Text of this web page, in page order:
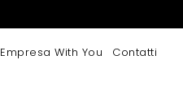
Empresa With You Contatti